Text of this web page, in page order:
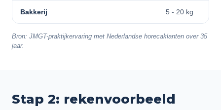
Bakkerij 5 - 20 kg
Bron: JMGT-praktijkervaring met Nederlandse horecaklanten over 35
jaar.
Stap 2: rekenvoorbeeld